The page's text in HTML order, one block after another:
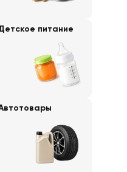
питание